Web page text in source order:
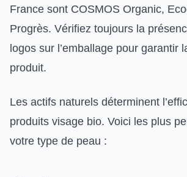
France sont COSMOS Organic,
Progrès. Vérifiez toujours la
logos sur l’emballage pour garantir
produit.
Les actifs naturels déterminent
produits visage bio. Voici les plus
votre type de peau :